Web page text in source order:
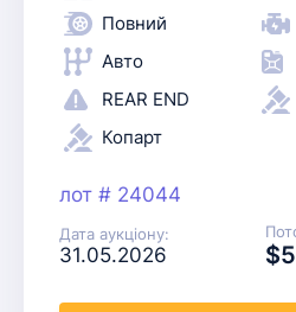
Повний
Авто
REAR END
Копарт
лот # 24044
Дата аукціону:
31.05.2026